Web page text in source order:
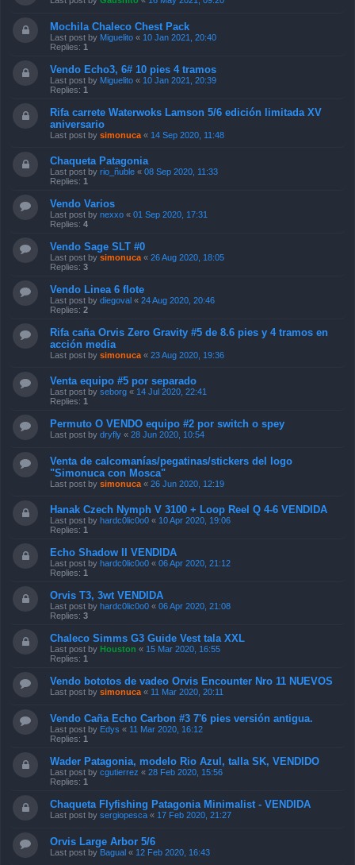
Mochila Chaleco Chest Pack
Last post by Miguelito « 10 Jan 2021, 20:40
Replies: 1
Vendo Echo3, 6# 10 pies 4 tramos
Last post by Miguelito « 10 Jan 2021, 20:39
Replies: 1
Rifa carrete Waterwoks Lamson 5/6 edición limitada XV
aniversario
Last post by simonuca « 14 Sep 2020, 11:48
Chaqueta Patagonia
Last post by rio_ñuble « 08 Sep 2020, 11:33
Replies: 1
Vendo Varios
Last post by nexxo « 01 Sep 2020, 17:31
Replies: 4
Vendo Sage SLT #0
Last post by simonuca « 26 Aug 2020, 18:05
Replies: 3
Vendo Linea 6 flote
Last post by diegoval « 24 Aug 2020, 20:46
Replies: 2
Rifa caña Orvis Zero Gravity #5 de 8.6 pies y 4 tramos en
acción media
Last post by simonuca « 23 Aug 2020, 19:36
Venta equipo #5 por separado
Last post by seborg « 14 Jul 2020, 22:41
Replies: 1
Permuto O VENDO equipo #2 por switch o spey
Last post by dryfly « 28 Jun 2020, 10:54
Venta de calcomanías/pegatinas/stickers del logo
"Simonuca con Mosca"
Last post by simonuca « 26 Jun 2020, 12:19
Hanak Czech Nymph V 3100 + Loop Reel Q 4-6 VENDIDA
Last post by hardc0lic0o0 « 10 Apr 2020, 19:06
Replies: 1
Echo Shadow II VENDIDA
Last post by hardc0lic0o0 « 06 Apr 2020, 21:12
Replies: 1
Orvis T3, 3wt VENDIDA
Last post by hardc0lic0o0 « 06 Apr 2020, 21:08
Replies: 3
Chaleco Simms G3 Guide Vest tala XXL
Last post by Houston « 15 Mar 2020, 16:55
Replies: 1
Vendo bototos de vadeo Orvis Encounter Nro 11 NUEVOS
Last post by simonuca « 11 Mar 2020, 20:11
Vendo Caña Echo Carbon #3 7'6 pies versión antigua.
Last post by Edys « 11 Mar 2020, 16:12
Replies: 1
Wader Patagonia, modelo Rio Azul, talla SK, VENDIDO
Last post by cgutierrez « 28 Feb 2020, 15:56
Replies: 1
Chaqueta Flyfishing Patagonia Minimalist - VENDIDA
Last post by sergiopesca « 17 Feb 2020, 21:27
Orvis Large Arbor 5/6
Last post by Bagual « 12 Feb 2020, 16:43